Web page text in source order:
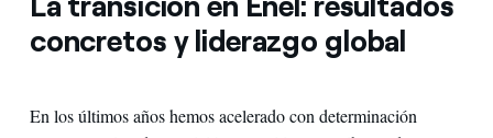
concretos y liderazgo global
En los últimos años hemos acelerado con determinación